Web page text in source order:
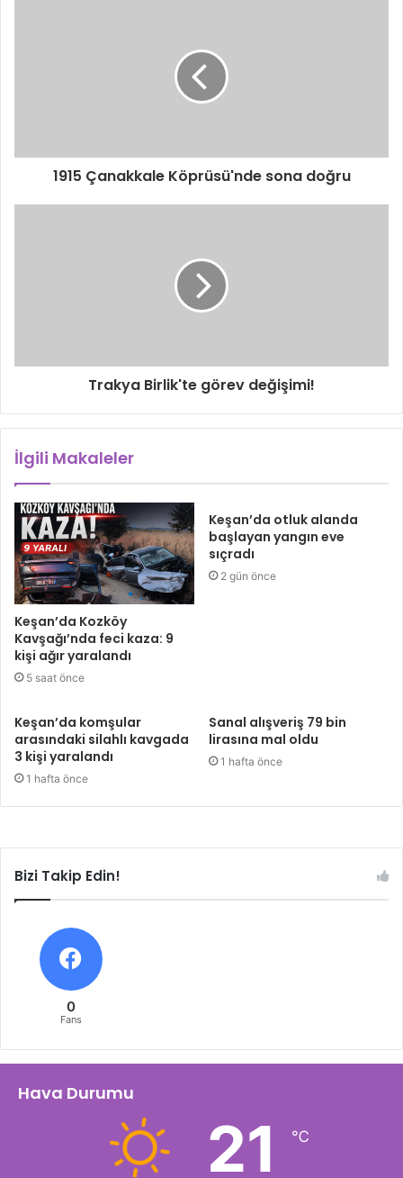
1915 Çanakkale Köprüsü'nde sona doğru
Trakya Birlik'te görev değişimi!
İlgili Makaleler
Keşan’da Kozköy
Kavşağı’nda feci kaza: 9
kişi ağır yaralandı
5 saat önce
Keşan’da otluk alanda
başlayan yangın eve
sıçradı
2 gün önce
Keşan’da komşular
arasındaki silahlı kavgada
3 kişi yaralandı
1 hafta önce
Sanal alışveriş 79 bin
lirasına mal oldu
1 hafta önce
Bizi Takip Edin!
0
Fans
Hava Durumu
21 ℃